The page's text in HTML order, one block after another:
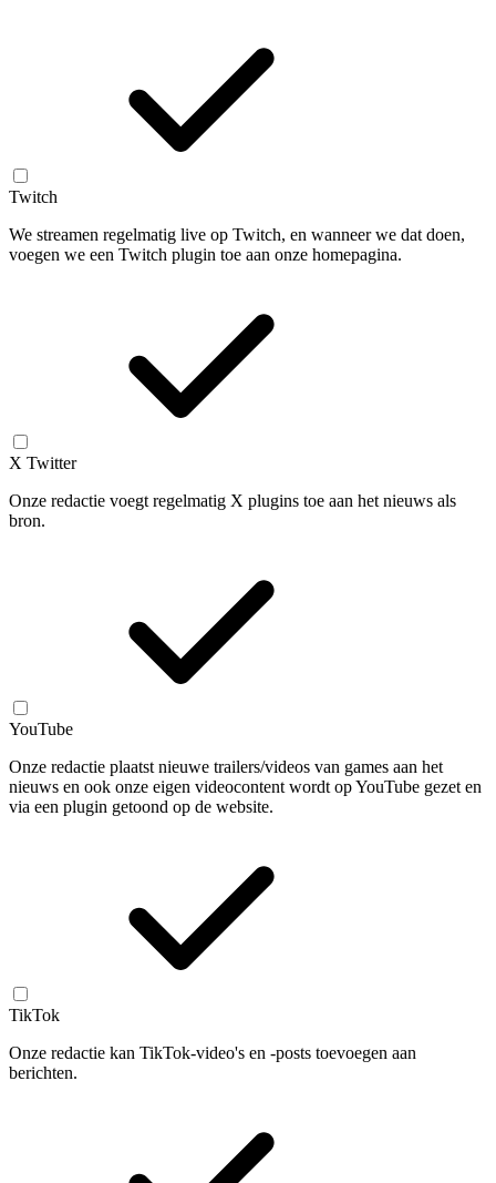
Twitch
We streamen regelmatig live op Twitch, en wanneer we dat doen,
voegen we een Twitch plugin toe aan onze homepagina.
X Twitter
Onze redactie voegt regelmatig X plugins toe aan het nieuws als
bron.
YouTube
Onze redactie plaatst nieuwe trailers/videos van games aan het
nieuws en ook onze eigen videocontent wordt op YouTube gezet en
via een plugin getoond op de website.
TikTok
Onze redactie kan TikTok-video's en -posts toevoegen aan
berichten.